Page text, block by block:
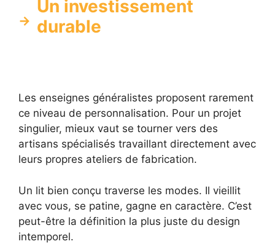
Un investissement
durable
Les enseignes généralistes proposent rarement
ce niveau de personnalisation. Pour un projet
singulier, mieux vaut se tourner vers des
artisans spécialisés travaillant directement avec
leurs propres ateliers de fabrication.
Un lit bien conçu traverse les modes. Il vieillit
avec vous, se patine, gagne en caractère. C’est
peut-être la définition la plus juste du design
intemporel.